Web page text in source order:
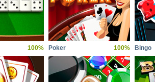
100% Poker 100% Bingo